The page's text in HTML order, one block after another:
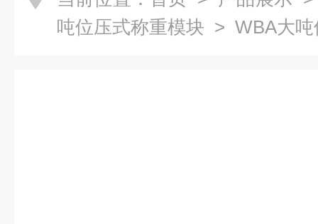
吨位压式称重模块 > WBA大吨